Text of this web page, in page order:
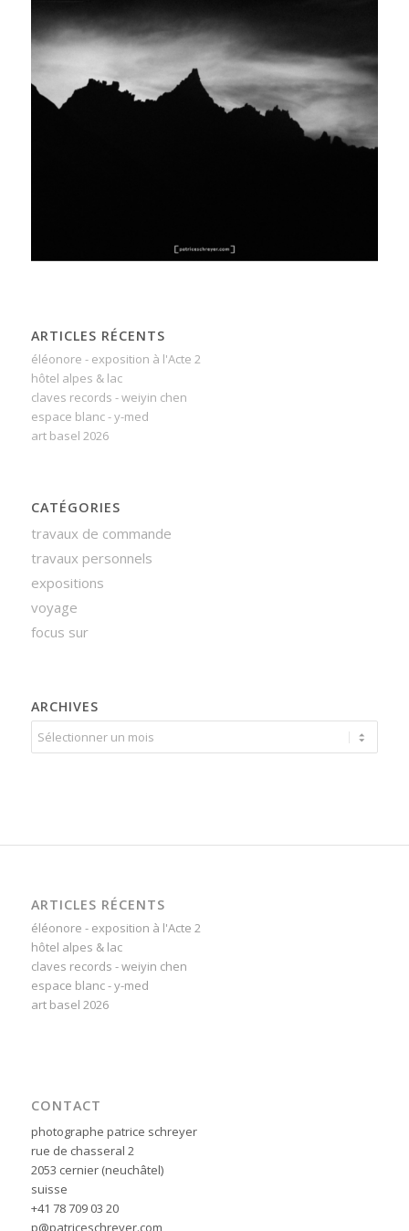
ARTICLES RÉCENTS
éléonore - exposition à l'Acte 2
hôtel alpes & lac
claves records - weiyin chen
espace blanc - y-med
art basel 2026
CATÉGORIES
travaux de commande
travaux personnels
expositions
voyage
focus sur
ARCHIVES
ARTICLES RÉCENTS
éléonore - exposition à l'Acte 2
hôtel alpes & lac
claves records - weiyin chen
espace blanc - y-med
art basel 2026
CONTACT
photographe patrice schreyer
rue de chasseral 2
2053 cernier (neuchâtel)
suisse
+41 78 709 03 20
p@patriceschreyer.com